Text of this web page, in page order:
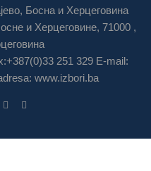
Босна и Херцеговина
и Херцеговине, 71000 ,
251 329 E-mail:
www.izbori.ba